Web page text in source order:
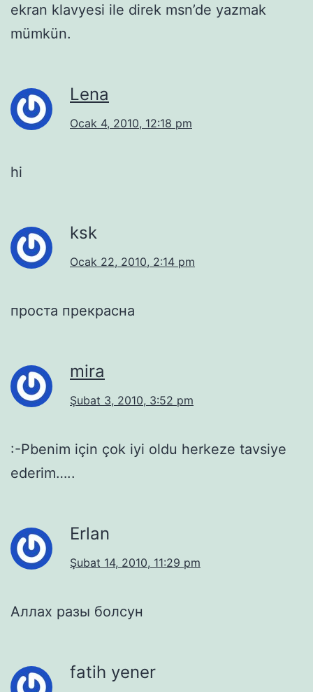
ekran klavyesi ile direk msn’de yazmak
mümkün.
Lena
Ocak 4, 2010, 12:18 pm
hi
ksk
Ocak 22, 2010, 2:14 pm
проста прекрасна
mira
Şubat 3, 2010, 3:52 pm
:-Pbenim için çok iyi oldu herkeze tavsiye
ederim…..
Erlan
Şubat 14, 2010, 11:29 pm
Аллах разы болсун
fatih yener